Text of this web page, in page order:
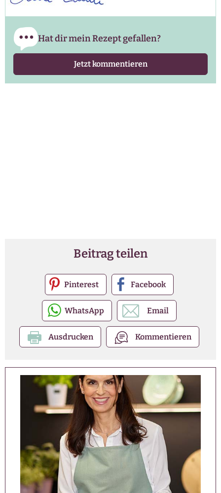
Hat dir mein Rezept gefallen?
Jetzt kommentieren
Beitrag teilen
Pinterest Facebook
WhatsApp Email
Ausdrucken Kommentieren